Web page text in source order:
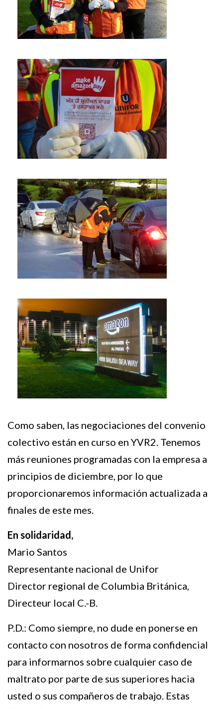
Como saben, las negociaciones del convenio
colectivo están en curso en YVR2. Tenemos
más reuniones programadas con la empresa a
principios de diciembre, por lo que
proporcionaremos información actualizada a
finales de este mes.
En solidaridad,
Mario Santos
Representante nacional de Unifor
Director regional de Columbia Británica,
Directeur local C.-B.
P.D.: Como siempre, no dude en ponerse en
contacto con nosotros de forma confidencial
para informarnos sobre cualquier caso de
maltrato por parte de sus superiores hacia
usted o sus compañeros de trabajo. Estas